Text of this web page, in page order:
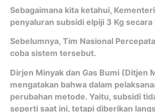
Sebagaimana kita ketahui,
penyaluran subsidi elpiji 3 Kg
Sebelumnya, Tim Nasional
coba sistem tersebut.
Dirjen Minyak dan Gas Bumi (Ditjen
mengatakan bahwa dalam
perubahan metode. Yaitu, subsidi
seperti saat ini, tetapi diberikan